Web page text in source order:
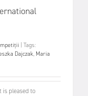
Tags:
Dajczak, Maria
is pleased to